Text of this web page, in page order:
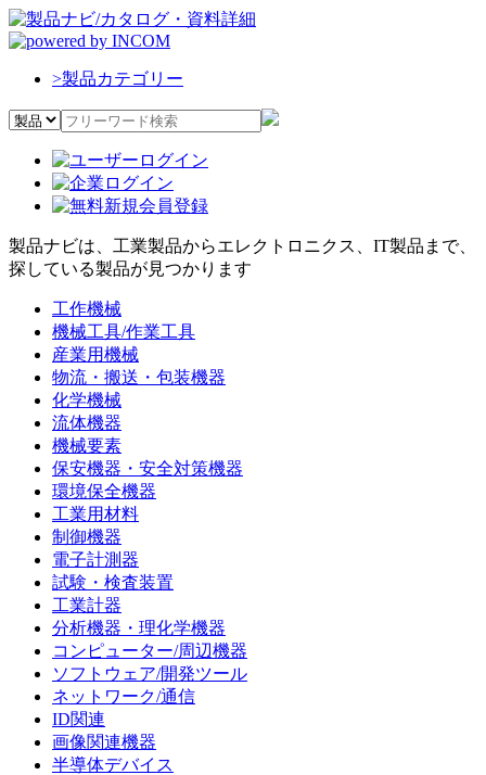
>製品カテゴリー
製品ナビは、工業製品からエレクトロニクス、IT製品まで、
探している製品が見つかります
工作機械
機械工具/作業工具
産業用機械
物流・搬送・包装機器
化学機械
流体機器
機械要素
保安機器・安全対策機器
環境保全機器
工業用材料
制御機器
電子計測器
試験・検査装置
工業計器
分析機器・理化学機器
コンピューター/周辺機器
ソフトウェア/開発ツール
ネットワーク/通信
ID関連
画像関連機器
半導体デバイス